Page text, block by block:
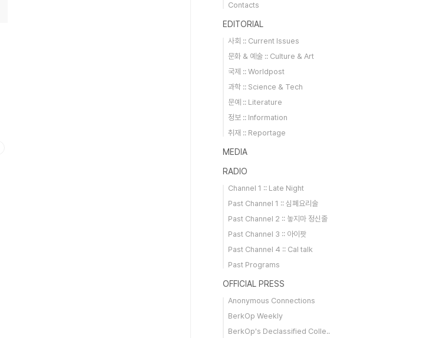
Contacts
EDITORIAL
사회 :: Current Issues
문화 & 예술 :: Culture & Art
국제 :: Worldpost
과학 :: Science & Tech
문예 :: Literature
정보 :: Information
취재 :: Reportage
MEDIA
RADIO
Channel 1 :: Late Night
Past Channel 1 :: 심폐요리술
Past Channel 2 :: 놓지마 정신줄
Past Channel 3 :: 아이팟
Past Channel 4 :: Cal talk
Past Programs
OFFICIAL PRESS
Anonymous Connections
BerkOp Weekly
BerkOp's Declassified Colle..